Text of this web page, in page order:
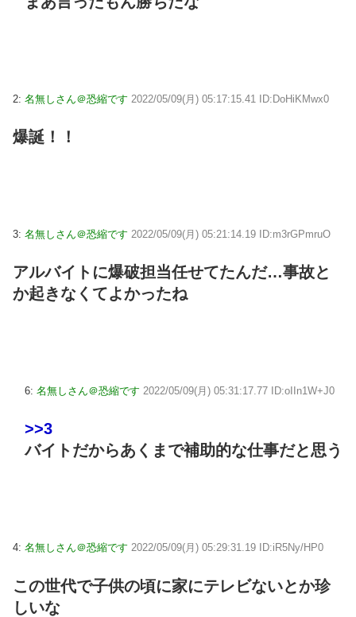
2: 名無しさん＠恐縮です 2022/05/09(月) 05:17:15.41 ID:DoHiKMwx0
爆誕！！
3: 名無しさん＠恐縮です 2022/05/09(月) 05:21:14.19 ID:m3rGPmruO
アルバイトに爆破担当任せてたんだ…事故と
か起きなくてよかったね
6: 名無しさん＠恐縮です 2022/05/09(月) 05:31:17.77 ID:oIIn1W+J0
>>3
バイトだからあくまで補助的な仕事だと思う
4: 名無しさん＠恐縮です 2022/05/09(月) 05:29:31.19 ID:iR5Ny/HP0
この世代で子供の頃に家にテレビないとか珍
しいな